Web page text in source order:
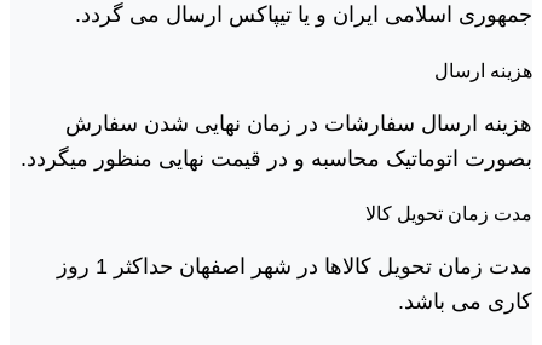
جمهوری اسلامی ایران و یا تیپاکس ارسال می گردد.
هزینه ارسال
هزینه ارسال سفارشات در زمان نهایی شدن سفارش
بصورت اتوماتیک محاسبه و در قیمت نهایی منظور میگردد.
مدت زمان تحویل کالا
مدت زمان تحویل کالاها در شهر اصفهان حداکثر 1 روز
کاری می باشد.